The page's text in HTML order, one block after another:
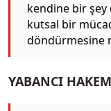
kendine bir şey
kutsal bir
döndürmesine
YABANCI